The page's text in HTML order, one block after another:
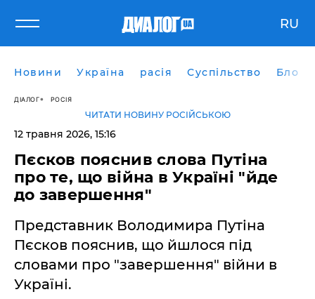
RU
Новини Україна расія Суспільство Блоги
ДІАЛОГ РОСІЯ
ЧИТАТИ НОВИНУ РОСІЙСЬКОЮ
12 травня 2026, 15:16
Пєсков пояснив слова Путіна
про те, що війна в Україні "йде
до завершення"
Представник Володимира Путіна
Пєсков пояснив, що йшлося під
словами про "завершення" війни в
Україні.